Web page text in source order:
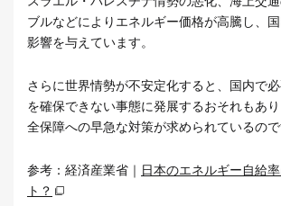
ブルなどによりエネルギー価格が高騰し、
影響を与えています。
さらに世界情勢が不安定化すると、国内で
を確保できない事態に発展するおそれもあ
全保障への早急な対策が求められているので
参考：経済産業省｜ 日本のエネルギー自給
ト？